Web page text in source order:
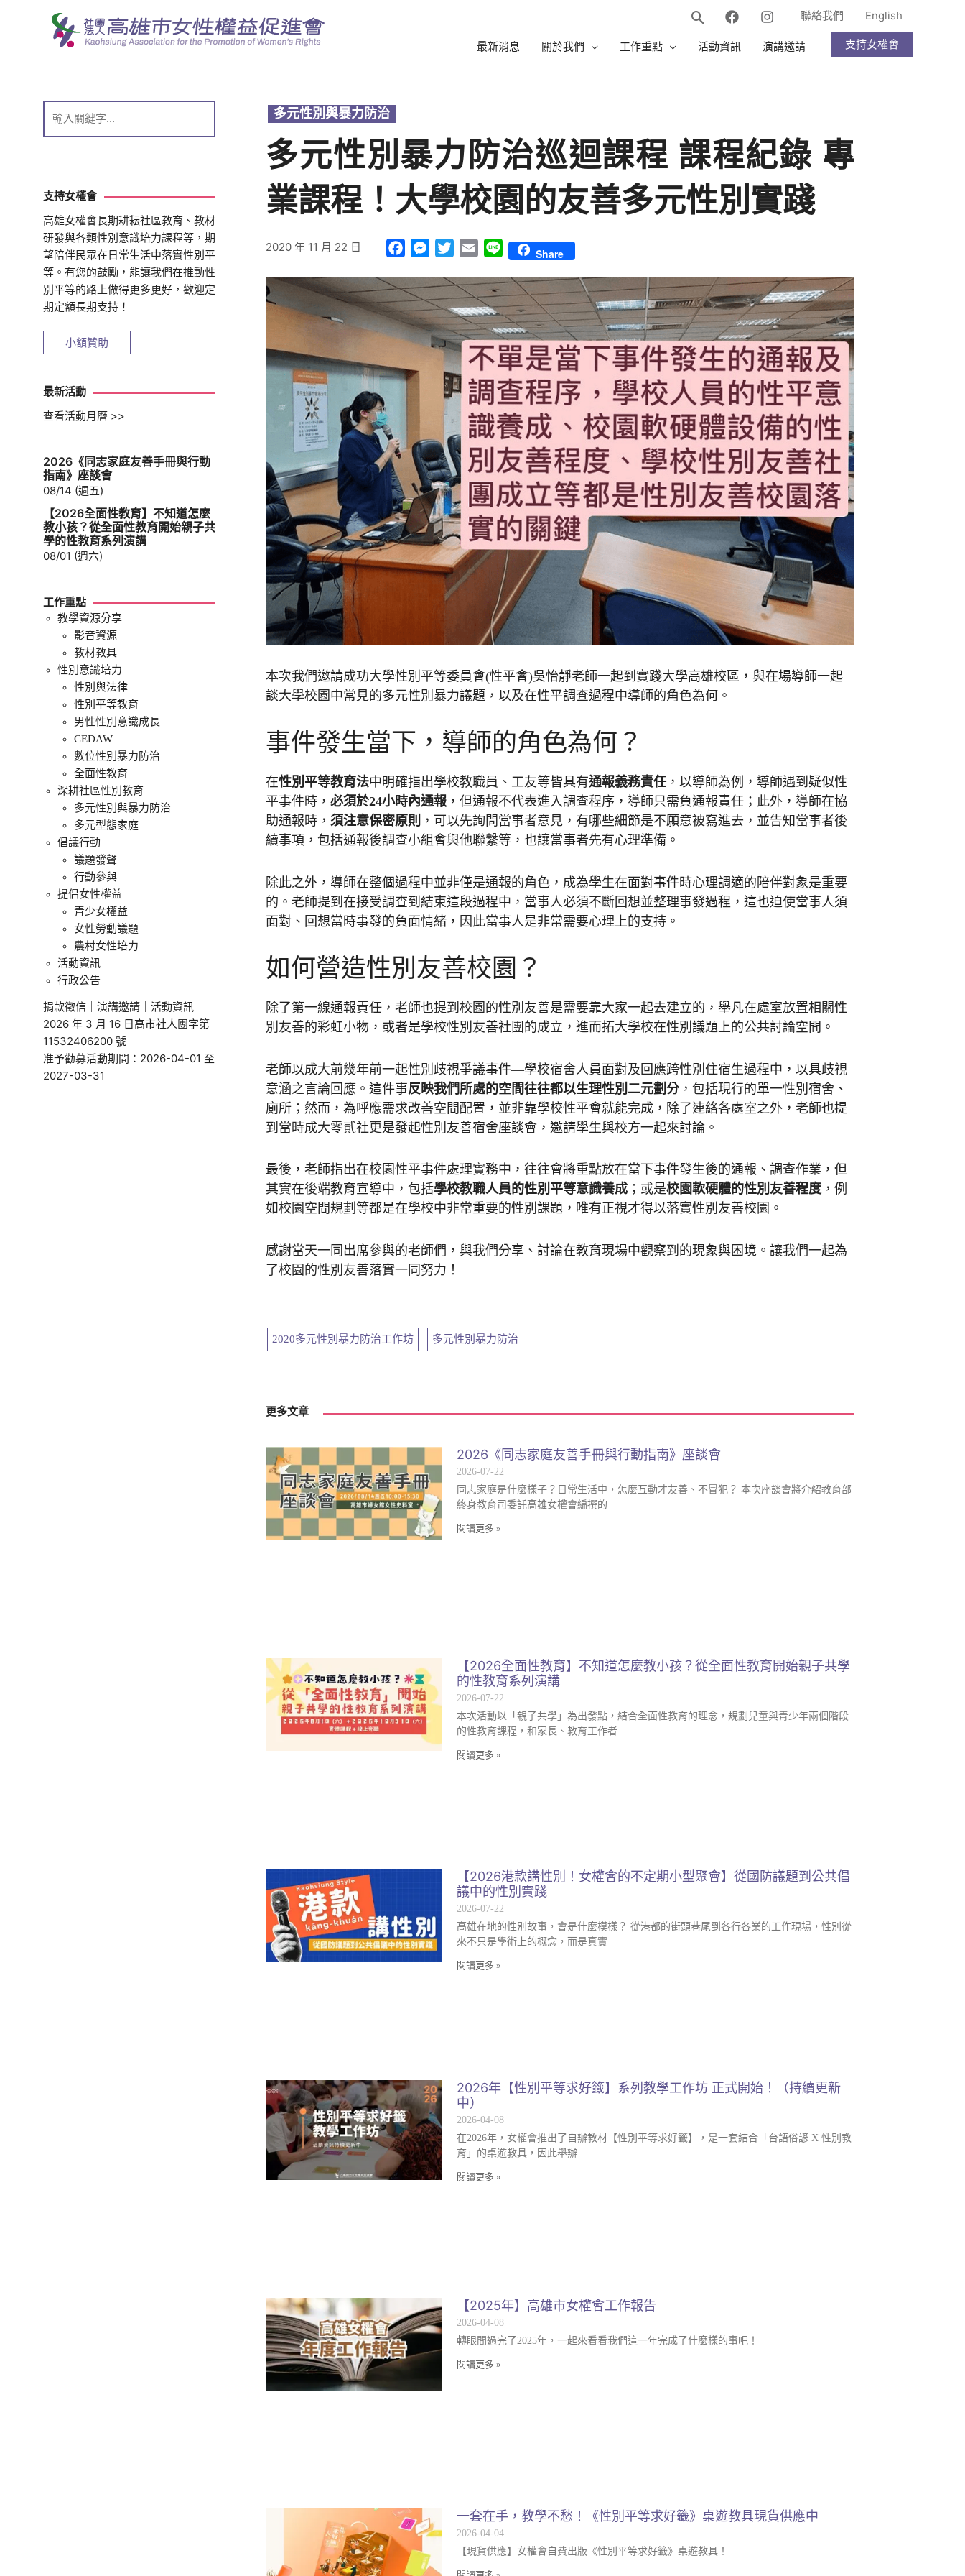
聯絡我們 English
最新消息 關於我們 工作重點 活動資訊 演講邀請 支持女權會
支持女權會
高雄女權會長期耕耘社區教育、教材
研發與各類性別意識培力課程等，期
望陪伴民眾在日常生活中落實性別平
等。有您的鼓勵，能讓我們在推動性
別平等的路上做得更多更好，歡迎定
期定額長期支持！
小額贊助
最新活動
查看活動月曆 >>
2026《同志家庭友善手冊與行動
指南》座談會
08/14 (週五)
【2026全面性教育】不知道怎麼
教小孩？從全面性教育開始親子共
學的性教育系列演講
08/01 (週六)
工作重點
教學資源分享
影音資源
教材教具
性別意識培力
性別與法律
性別平等教育
男性性別意識成長
CEDAW
數位性別暴力防治
全面性教育
深耕社區性別教育
多元性別與暴力防治
多元型態家庭
倡議行動
議題發聲
行動參與
提倡女性權益
青少女權益
女性勞動議題
農村女性培力
活動資訊
行政公告
捐款徵信 演講邀請
活動資訊
2026 年 3 月 16 日高市社人團字第
11532406200 號
准予勸募活動期間：2026-04-01 至
2027-03-31
多元性別與暴力防治
多元性別暴力防治巡迴課程 課程紀錄 專
業課程！大學校園的友善多元性別實踐
2020 年 11 月 22 日 FacebookMessenger
TwitterEmail Line Share
本次我們邀請成功大學性別平等委員會(性平會)吳怡靜老師一起到實踐大學高雄校區，與在場導師一起
談大學校園中常見的多元性別暴力議題，以及在性平調查過程中導師的角色為何。
事件發生當下，導師的角色為何？
在性別平等教育法中明確指出學校教職員、工友等皆具有通報義務責任 ，以導師為例，導師遇到疑似性
平事件時， 必須於24小時內通報 ，但通報不代表進入調查程序，導師只需負通報責任；此外，導師在協
助通報時， 須注意保密原則 ，可以先詢問當事者意見，有哪些細節是不願意被寫進去，並告知當事者後
續事項，包括通報後調查小組會與他聯繫等，也讓當事者先有心理準備。
除此之外，導師在整個過程中並非僅是通報的角色，成為學生在面對事件時心理調適的陪伴對象是重要
的。老師提到在接受調查到結束這段過程中，當事人必須不斷回想並整理事發過程，這也迫使當事人須
面對、回想當時事發的負面情緒，因此當事人是非常需要心理上的支持。
如何營造性別友善校園？
除了第一線通報責任，老師也提到校園的性別友善是需要靠大家一起去建立的，舉凡在處室放置相關性
別友善的彩虹小物，或者是學校性別友善社團的成立，進而拓大學校在性別議題上的公共討論空間。
老師以成大前幾年前一起性別歧視爭議事件—學校宿舍人員面對及回應跨性別住宿生過程中，以具歧視
意涵之言論回應。這件事反映我們所處的空間往往都以生理性別二元劃分，包括現行的單一性別宿舍、
廁所；然而，為呼應需求改善空間配置，並非靠學校性平會就能完成，除了連絡各處室之外，老師也提
到當時成大零貳社更是發起性別友善宿舍座談會，邀請學生與校方一起來討論。
最後，老師指出在校園性平事件處理實務中，往往會將重點放在當下事件發生後的通報、調查作業，但
其實在後端教育宣導中，包括學校教職人員的性別平等意識養成 ；或是校園軟硬體的性別友善程度 ，例
如校園空間規劃等都是在學校中非常重要的性別課題，唯有正視才得以落實性別友善校園。
感謝當天一同出席參與的老師們，與我們分享、討論在教育現場中觀察到的現象與困境。讓我們一起為
了校園的性別友善落實一同努力！
2020多元性別暴力防治工作坊 多元性別暴力防治
更多文章
2026《同志家庭友善手冊與行動指南》座談會
2026-07-22
同志家庭是什麼樣子？日常生活中，怎麼互動才友善、不冒犯？ 本次座談會將介紹教育部
終身教育司委託高雄女權會編撰的
閱讀更多 »
【2026全面性教育】不知道怎麼教小孩？從全面性教育開始親子共學
的性教育系列演講
2026-07-22
本次活動以「親子共學」為出發點，結合全面性教育的理念，規劃兒童與青少年兩個階段
的性教育課程，和家長、教育工作者
閱讀更多 »
【2026港款講性別！女權會的不定期小型聚會】從國防議題到公共倡
議中的性別實踐
2026-07-22
高雄在地的性別故事，會是什麼模樣？ 從港都的街頭巷尾到各行各業的工作現場，性別從
來不只是學術上的概念，而是真實
閱讀更多 »
2026年【性別平等求好籤】系列教學工作坊 正式開始！（持續更新
中）
2026-04-08
在2026年，女權會推出了自辦教材【性別平等求好籤】，是一套結合「台語俗諺 X 性別教
育」的桌遊教具，因此舉辦
閱讀更多 »
【2025年】高雄市女權會工作報告
2026-04-08
轉眼間過完了2025年，一起來看看我們這一年完成了什麼樣的事吧！
閱讀更多 »
一套在手，教學不愁！《性別平等求好籤》桌遊教具現貨供應中
2026-04-04
【現貨供應】女權會自費出版《性別平等求好籤》桌遊教具！